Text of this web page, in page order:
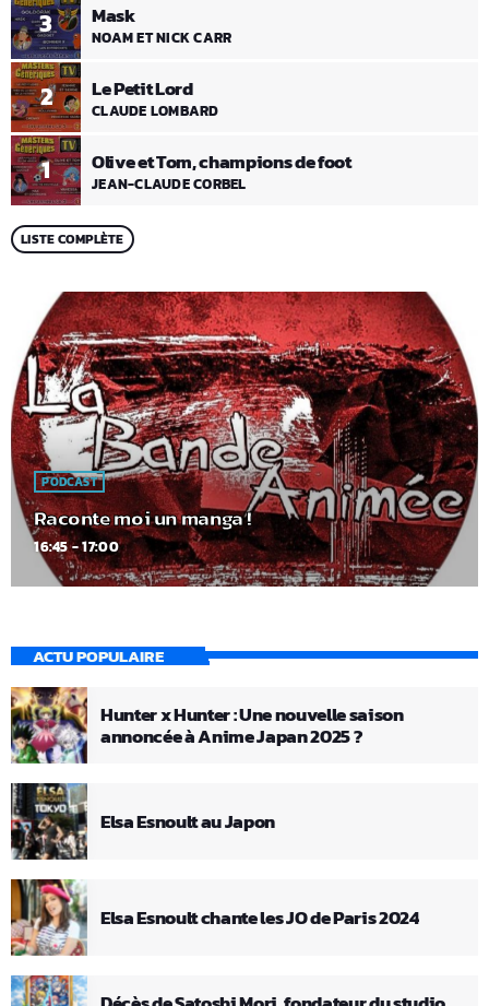
1 Olive et Tom, champions de foot
JEAN-CLAUDE CORBEL
2 Le Petit Lord
CLAUDE LOMBARD
3 Mask
NOAM ET NICK CARR
LISTE COMPLÈTE
PODCAST
Raconte moi un manga !
16:45 - 17:00
ACTU POPULAIRE
Hunter x Hunter : Une nouvelle saison
annoncée à Anime Japan 2025 ?
Elsa Esnoult au Japon
Elsa Esnoult chante les JO de Paris 2024